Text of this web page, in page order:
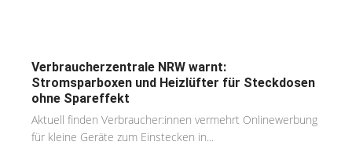
Verbraucherzentrale NRW warnt:
Stromsparboxen und Heizlüfter für Steckdosen
ohne Spareffekt
Aktuell finden Verbraucher:innen vermehrt Onlinewerbung
für kleine Geräte zum Einstecken in...